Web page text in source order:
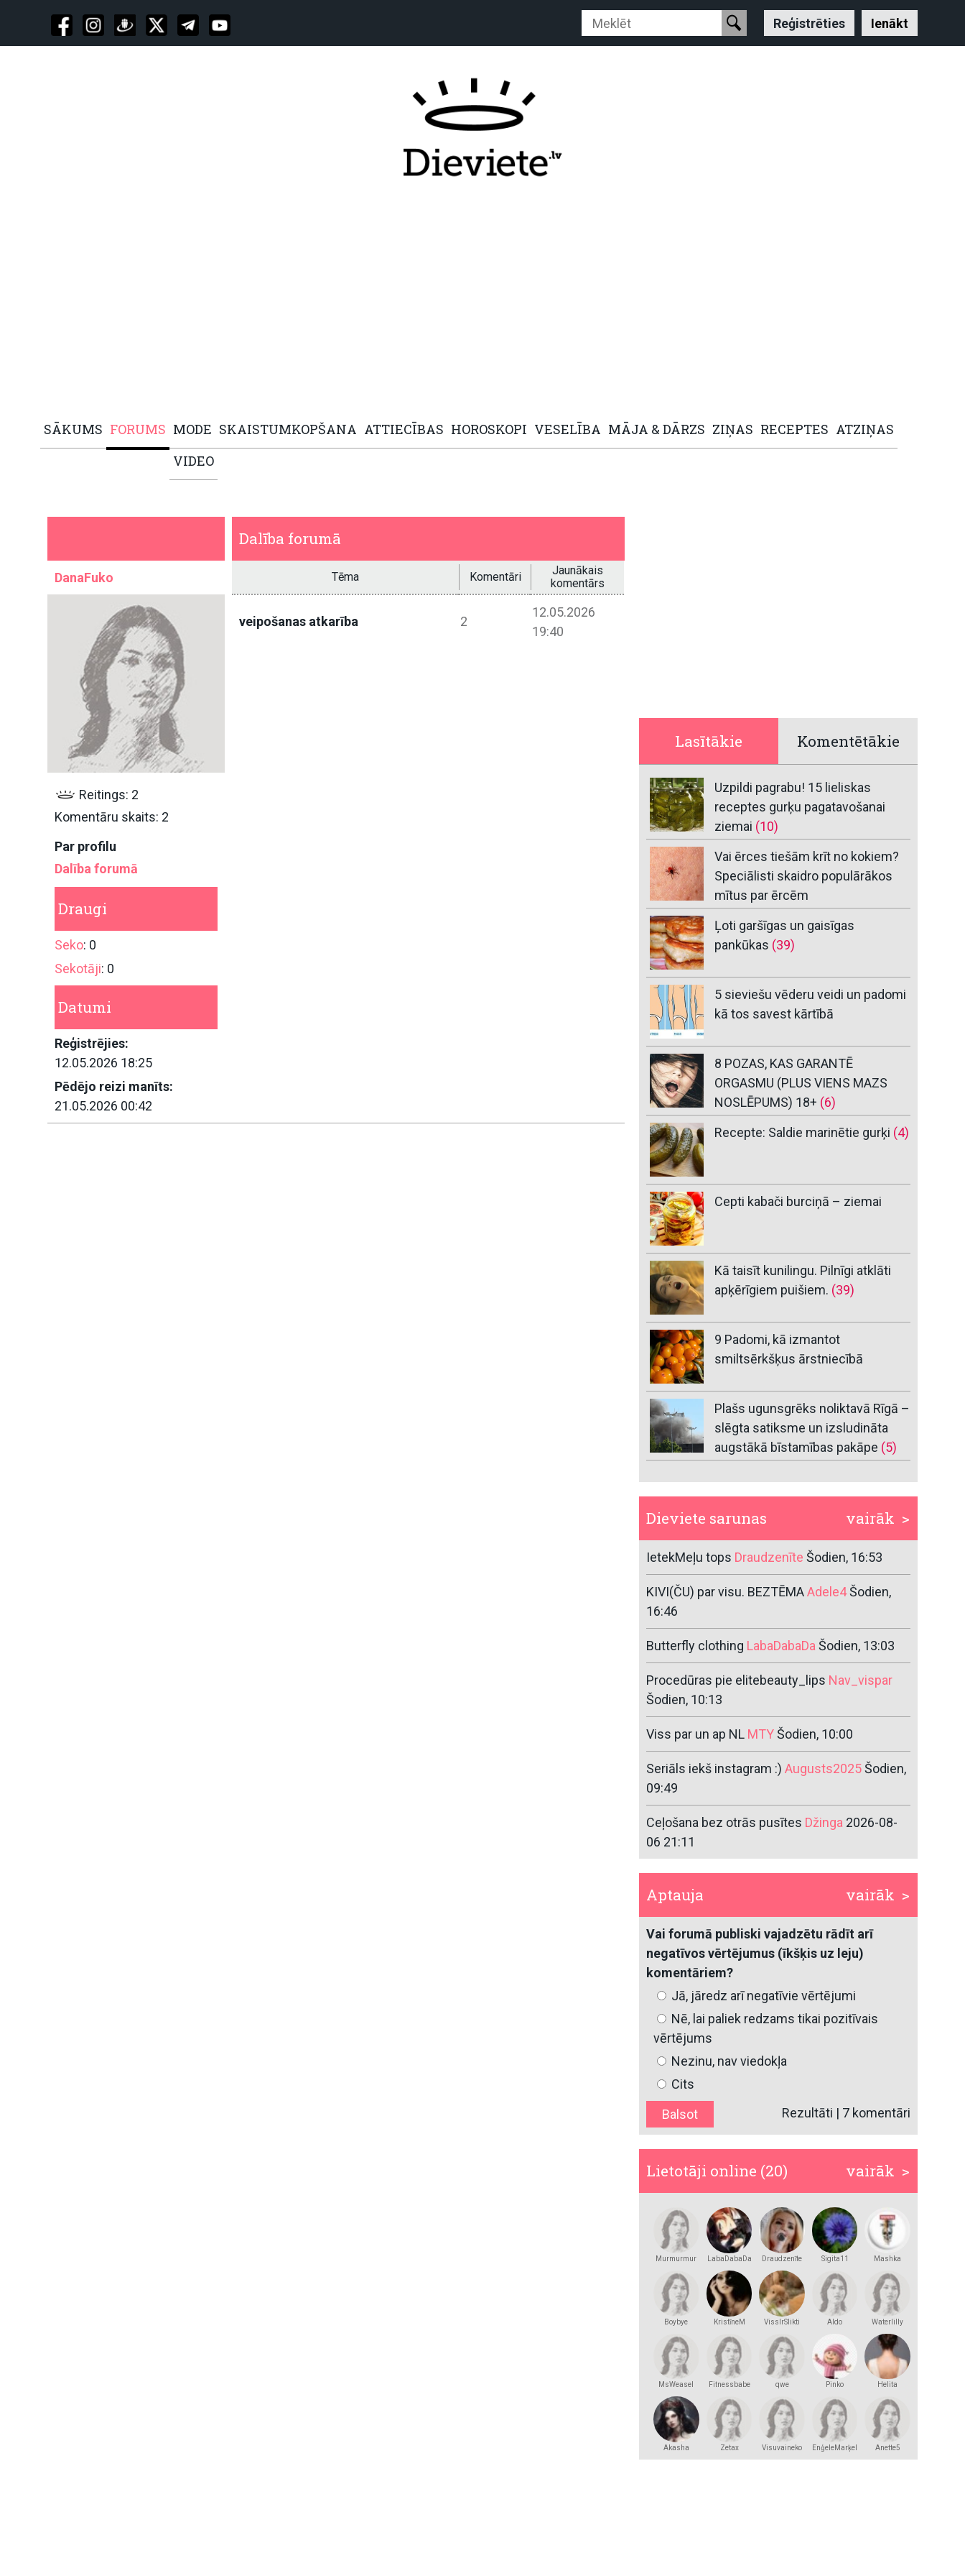
Reģistrēties Ienākt
SĀKUMS FORUMS MODE SKAISTUMKOPŠANA ATTIECĪBAS HOROSKOPI VESELĪBA MĀJA & DĀRZS ZIŅAS RECEPTES ATZIŅAS
VIDEO
DanaFuko
Reitings: 2
Komentāru skaits: 2
Par profilu
Dalība forumā
Draugi
Seko: 0
Sekotāji: 0
Datumi
Reģistrējies:
12.05.2026 18:25
Pēdējo reizi manīts:
21.05.2026 00:42
Dalība forumā
Tēma Komentāri
Jaunākais
komentārs
veipošanas atkarība 2
12.05.2026
19:40
Lasītākie Komentētākie
Uzpildi pagrabu! 15 lieliskas
receptes gurķu pagatavošanai
ziemai (10)
Vai ērces tiešām krīt no kokiem?
Speciālisti skaidro populārākos
mītus par ērcēm
Ļoti garšīgas un gaisīgas
pankūkas (39)
5 sieviešu vēderu veidi un padomi
kā tos savest kārtībā
8 POZAS, KAS GARANTĒ
ORGASMU (PLUS VIENS MAZS
NOSLĒPUMS) 18+ (6)
Recepte: Saldie marinētie gurķi (4)
Cepti kabači burciņā – ziemai
Kā taisīt kunilingu. Pilnīgi atklāti
apķērīgiem puišiem. (39)
9 Padomi, kā izmantot
smiltsērkšķus ārstniecībā
Plašs ugunsgrēks noliktavā Rīgā –
slēgta satiksme un izsludināta
augstākā bīstamības pakāpe (5)
vairāk >
Dieviete sarunas
IetekMeļu tops Draudzenīte Šodien, 16:53
KIVI(ČU) par visu. BEZTĒMAAdele4Šodien,
16:46
Butterfly clothing LabaDabaDaŠodien, 13:03
Procedūras pie elitebeauty_lips Nav_vispar
Šodien, 10:13
Viss par un ap NL MTYŠodien, 10:00
Seriāls iekš instagram :) Augusts2025Šodien,
09:49
Ceļošana bez otrās pusītes Džinga 2026-08-
06 21:11
vairāk >
Aptauja
Vai forumā publiski vajadzētu rādīt arī
negatīvos vērtējumus (īkšķis uz leju)
komentāriem?
Jā, jāredz arī negatīvie vērtējumi
Nē, lai paliek redzams tikai pozitīvais
vērtējums
Nezinu, nav viedokļa
Cits
Rezultāti | 7 komentāri
vairāk >
Lietotāji online (20)
Murmurmur LabaDabaDa Draudzenīte Sigita11
Mashka
Boybye KristīneM VissIrSlikti Aldo Waterlilly
MsWeasel Fitnessbabe qwe Pinko Helita
Akasha Zetax Visuvaineko EnģeleMarķele Anette5